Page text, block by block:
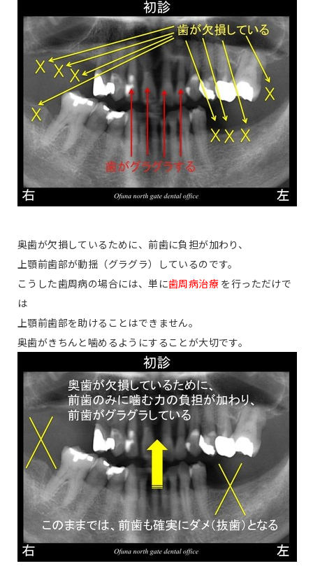
奥歯が欠損しているために、前歯に負担が加わり、
上顎前歯部が動揺（グラグラ）しているのです。
こうした歯周病の場合には、単に歯周病治療 を行っただけで
は
上顎前歯部を助けることはできません。
奥歯がきちんと噛めるようにすることが大切です。